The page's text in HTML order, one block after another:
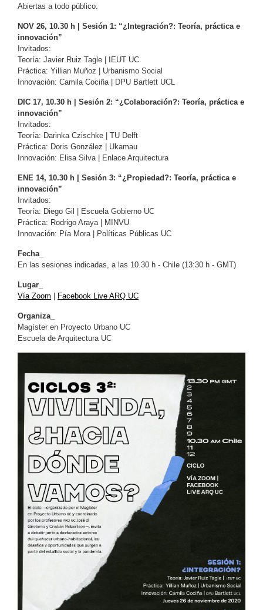
Abiertas a todo público.
NOV 26, 10.30 h | Sesión 1: “¿Integración?: Teoría, práctica e
innovación”
Invitados:
Teoría: Javier Ruiz Tagle | IEUT UC
Práctica: Yillian Muñoz | Urbanismo Social
Innovación: Camila Cociña | DPU Bartlett UCL
DIC 17, 10.30 h | Sesión 2: “¿Colaboración?: Teoría, práctica e
innovación”
Invitados:
Teoría: Darinka Czischke | TU Delft
Práctica: Doris González | Ukamau
Innovación: Elisa Silva | Enlace Arquitectura
ENE 14, 10.30 h | Sesión 3: “¿Propiedad?: Teoría, práctica e
innovación”
Invitados:
Teoría: Diego Gil | Escuela Gobierno UC
Práctica: Rodrigo Araya | MINVU
Innovación: Pía Mora | Políticas Públicas UC
Fecha_
En las sesiones indicadas, a las 10.30 h - Chile (13:30 h - GMT)
Lugar_
Vía Zoom
Facebook Live ARQ UC
Organiza_
Magíster en Proyecto Urbano UC
Escuela de Arquitectura UC